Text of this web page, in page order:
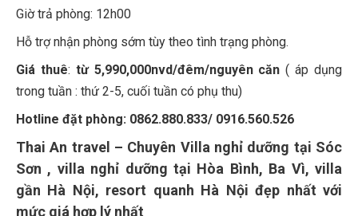
Giờ trả phòng: 12h00
Hỗ trợ nhận phòng sớm tùy theo tình trạng phòng.
Giá thuê: từ 5,990,000nvd/đêm/nguyên căn ( áp dụng
trong tuần : thứ 2-5, cuối tuần có phụ thu)
Hotline đặt phòng: 0862.880.833/ 0916.560.526
Thai An travel – Chuyên Villa nghỉ dưỡng tại Sóc
Sơn , villa nghỉ dưỡng tại Hòa Bình, Ba Vì, villa
gần Hà Nội, resort quanh Hà Nội đẹp nhất với
mức giá hợp lý nhất